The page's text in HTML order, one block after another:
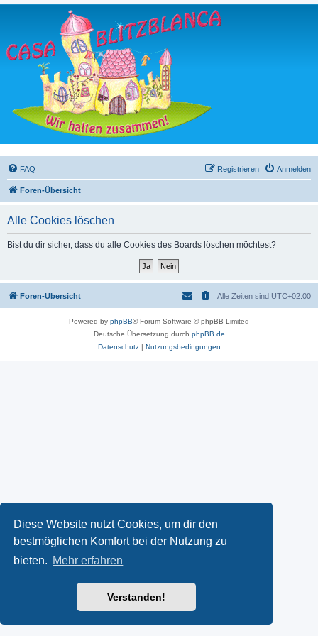
Diese Website nutzt Cookies, um dir den
bestmöglichen Komfort bei der Nutzung zu
bieten. Mehr erfahren
Verstanden!
FAQ Anmelden
Registrieren
Foren-Übersicht
Alle Cookies löschen
Bist du dir sicher, dass du alle Cookies des Boards löschen möchtest?
Foren-Übersicht Alle Zeiten sind UTC+02:00
Powered by phpBB® Forum Software © phpBB Limited
Deutsche Übersetzung durch phpBB.de
Datenschutz| Nutzungsbedingungen